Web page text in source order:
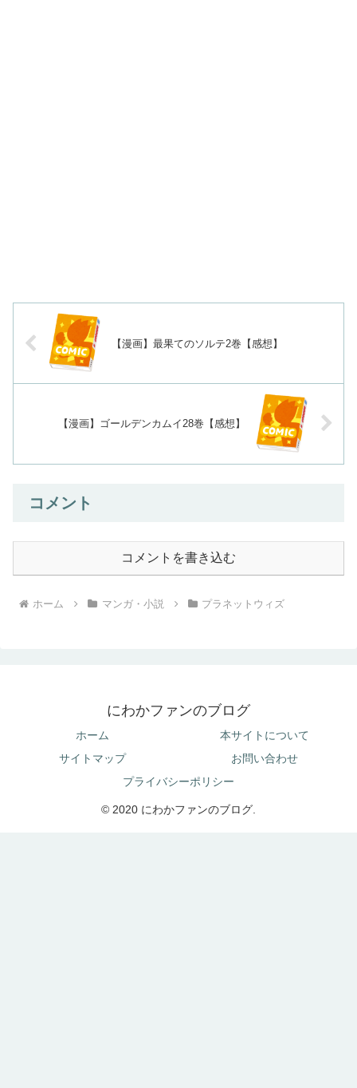
【漫画】最果てのソルテ2巻【感想】
【漫画】ゴールデンカムイ28巻【感想】
コメント
コメントを書き込む
ホーム マンガ・小説 プラネットウィズ
にわかファンのブログ
ホーム
本サイトについて
サイトマップ
お問い合わせ
プライバシーポリシー
© 2020 にわかファンのブログ.